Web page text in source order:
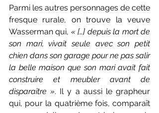
Parmi les autres personnages de cette
fresque rurale, on trouve la veuve
Wasserman qui, « […] depuis la mort de
son mari, vivait seule avec son petit
chien dans son garage pour ne pas salir
la belle maison que son mari avait fait
construire et meubler avant de
disparaître ». Il y a aussi le grapheur
qui, pour la quatrième fois, comparaît